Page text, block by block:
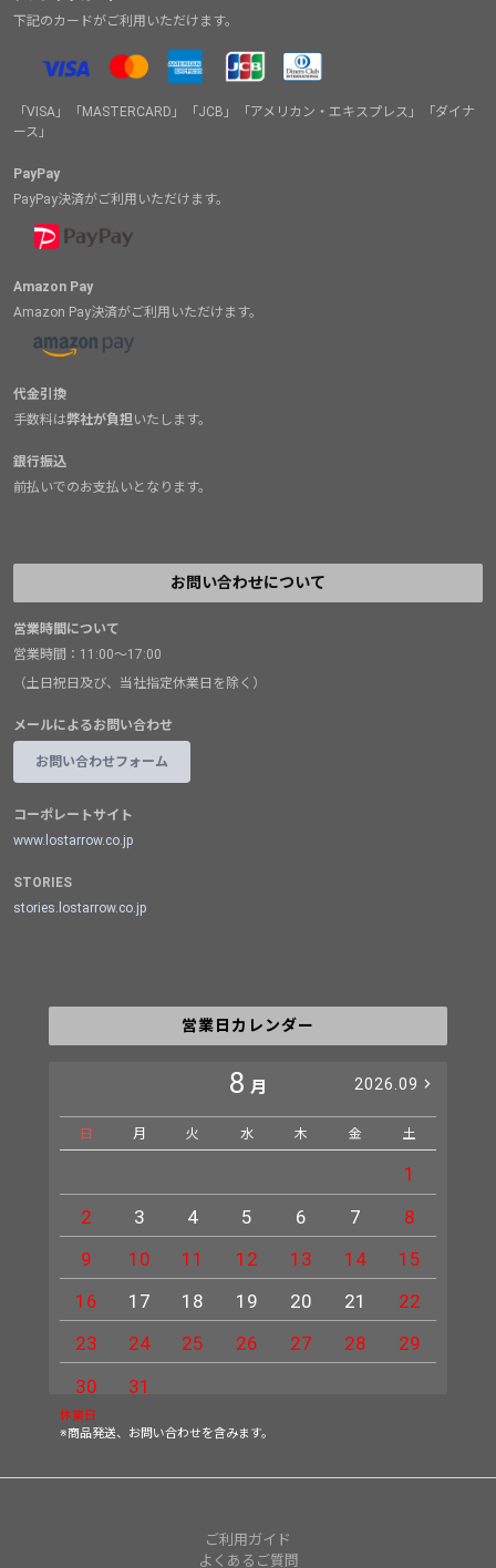
下記のカードがご利用いただけます。
「VISA」「MASTERCARD」「JCB」「アメリカン・エキスプレス」「ダイナ
ース」
PayPay
PayPay決済がご利用いただけます。
Amazon Pay
Amazon Pay決済がご利用いただけます。
代金引換
手数料は弊社が負担いたします。
銀行振込
前払いでのお支払いとなります。
お問い合わせについて
営業時間について
営業時間：11:00～17:00
（土日祝日及び、当社指定休業日を除く）
メールによるお問い合わせ
お問い合わせフォーム
コーポレートサイト
www.lostarrow.co.jp
STORIES
stories.lostarrow.co.jp
営業日カレンダー
8 月 2026.09
日 月 火 水 木 金 土
1
2
3 4 5 6 7
8
9
10 11 12 13 14
15
16
17 18 19 20 21
22
23
24 25 26 27 28
29
30
31
休業日
※商品発送、お問い合わせを含みます。
ご利用ガイド
よくあるご質問